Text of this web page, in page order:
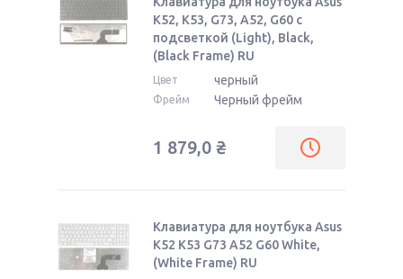
K52, K53, G73, A52, G60 с
подсветкой (Light), Black,
(Black Frame) RU
Цвет черный
Фрейм Черный фрейм
1 879,0 ₴
Клавиатура для ноутбука Asus
K52 K53 G73 A52 G60 White,
(White Frame) RU